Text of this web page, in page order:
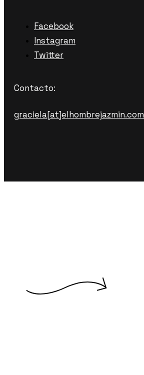
Facebook
Instagram
Twitter
Contacto:
graciela[at]elhombrejazmin.com